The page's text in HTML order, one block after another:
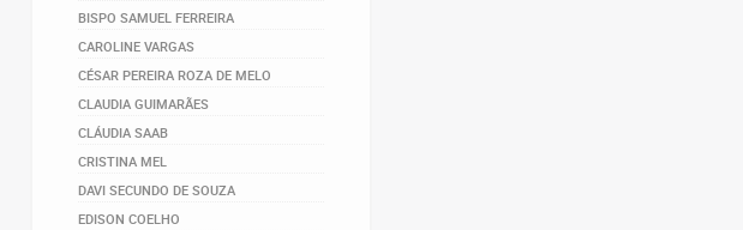
BISPO SAMUEL FERREIRA
CAROLINE VARGAS
CÉSAR PEREIRA ROZA DE MELO
CLAUDIA GUIMARÃES
CLÁUDIA SAAB
CRISTINA MEL
DAVI SECUNDO DE SOUZA
EDISON COELHO